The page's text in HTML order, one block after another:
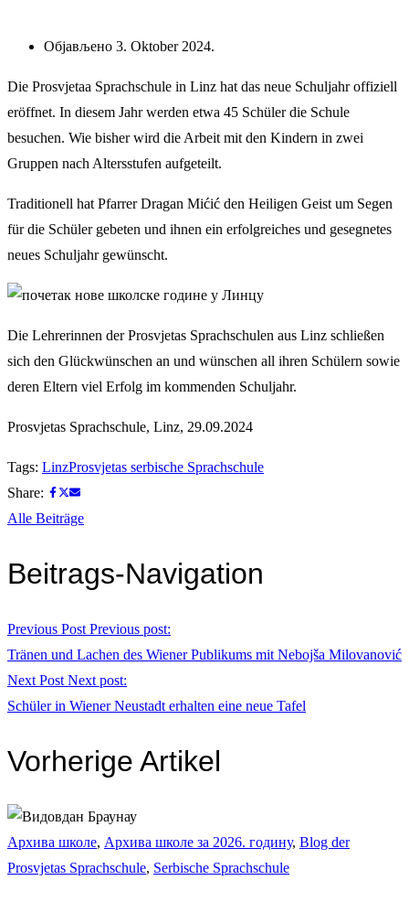
Објављено 3. Oktober 2024.
Die Prosvjetaa Sprachschule in Linz hat das neue Schuljahr offiziell
eröffnet. In diesem Jahr werden etwa 45 Schüler die Schule
besuchen. Wie bisher wird die Arbeit mit den Kindern in zwei
Gruppen nach Altersstufen aufgeteilt.
Traditionell hat Pfarrer Dragan Mićić den Heiligen Geist um Segen
für die Schüler gebeten und ihnen ein erfolgreiches und gesegnetes
neues Schuljahr gewünscht.
Die Lehrerinnen der Prosvjetas Sprachschulen aus Linz schließen
sich den Glückwünschen an und wünschen all ihren Schülern sowie
deren Eltern viel Erfolg im kommenden Schuljahr.
Prosvjetas Sprachschule, Linz, 29.09.2024
Tags: LinzProsvjetas serbische Sprachschule
Share:
Alle Beiträge
Beitrags-Navigation
Previous Post Previous post:
Tränen und Lachen des Wiener Publikums mit Nebojša Milovanović
Next Post Next post:
Schüler in Wiener Neustadt erhalten eine neue Tafel
Vorherige Artikel
Архива школе, Архива школе за 2026. годину, Blog der
Prosvjetas Sprachschule, Serbische Sprachschule